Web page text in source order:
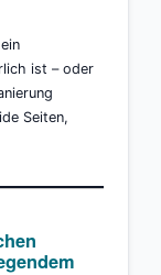
ist – oder
Seiten,